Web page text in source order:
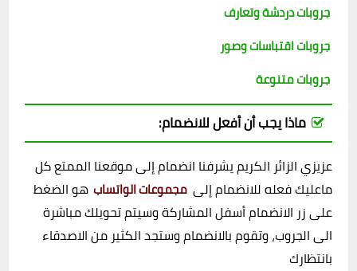
جروبات دردشة وتعارف
جروبات اقتباسات وصور
جروبات متنوعة
ماذا يجب أن أفعل للانضمام:
عزيزي الزائر الكريم يشرفنا انضمام إلى موقعنا الممتع كل
ماعليك فعله للانضمام إلى مجموعات الواتساب هو الضغط
على زر الانضمام أسفل المشاركة وسيتم تحويلك مباشرة
الى الجروب، وتقوم بالانضمام وستجد الكثير من الاصدقاء
بانتظارك